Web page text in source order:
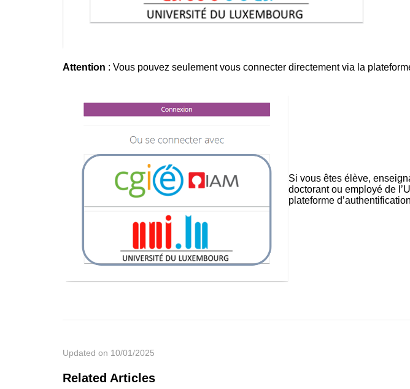
Attention : Vous pouvez seulement vous connecter directement via la
Si vous êtes élève,
doctorant ou employé de
plateforme
Updated on 10/01/2025
Related Articles